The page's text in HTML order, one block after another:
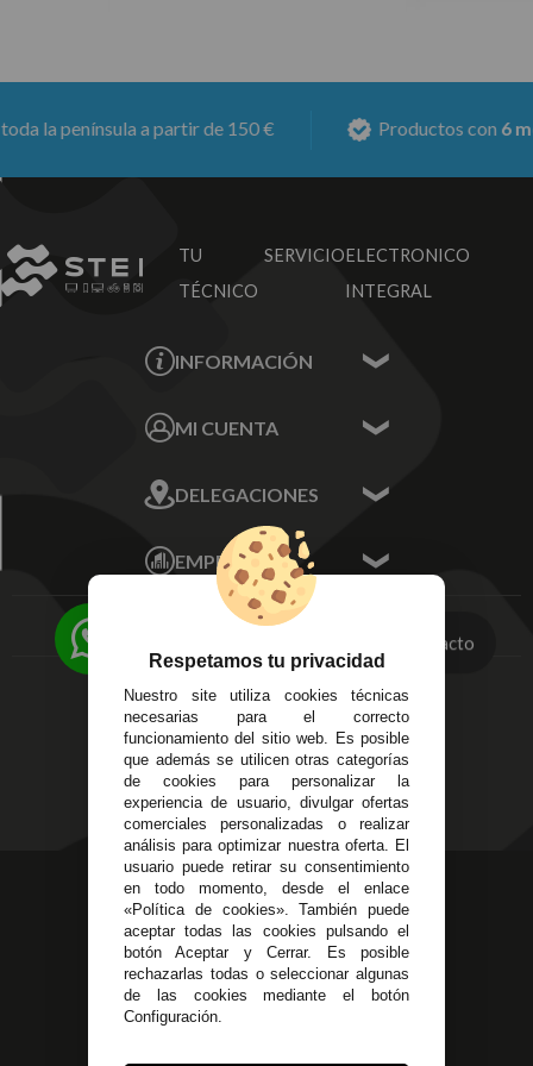
península a partir de 150 € Productos con6 meses
TU SERVICIO
TÉCNICO
ELECTRONICO
INTEGRAL
INFORMACIÓN
Sobre nosotros
MI CUENTA
Mis Direcciones
Mis Pedidos
Mis favoritos
FAQ's
DELEGACIONES
Écija - Sevilla
Av. Plaza de Toros.
Local 3
Córdoba
14
Alzira - Valencia
C/ Esplugues, 135
EMPRESA
Aviso Legal
Devoluciones
Política de Privacidad
Pago Seguro
Terminos y
Condiciones Generales
Políticas de Cookies
623 23 31 98
Atendemos Whatsapp
955 44 45 43/955 44 45 44
info@steielectronica.com
Contacto
Respetamos tu privacidad
Nuestro site utiliza cookies técnicas
necesarias para el correcto
funcionamiento del sitio web. Es posible
que además se utilicen otras categorías
de cookies para personalizar la
experiencia de usuario, divulgar ofertas
comerciales personalizadas o realizar
análisis para optimizar nuestra oferta. El
usuario puede retirar su consentimiento
en todo momento, desde el enlace
«Política de cookies». También puede
aceptar todas las cookies pulsando el
botón Aceptar y Cerrar. Es posible
rechazarlas todas o seleccionar algunas
de las cookies mediante el botón
Configuración.